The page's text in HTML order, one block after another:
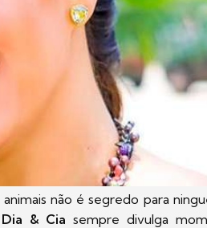
não é segredo para
& Cia sempre divulga